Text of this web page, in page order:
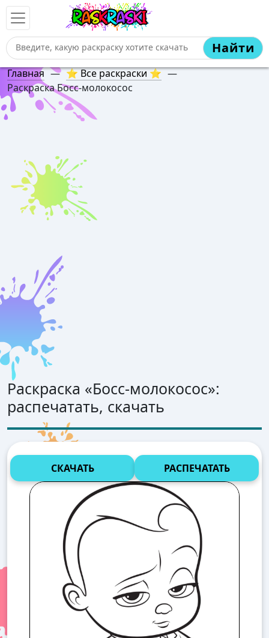
Найти
Главная — ⭐ Все раскраски ⭐ —
Раскраска Босс-молокосос
Раскраска «Босс-молокосос»:
распечатать, скачать
СКАЧАТЬ РАСПЕЧАТАТЬ